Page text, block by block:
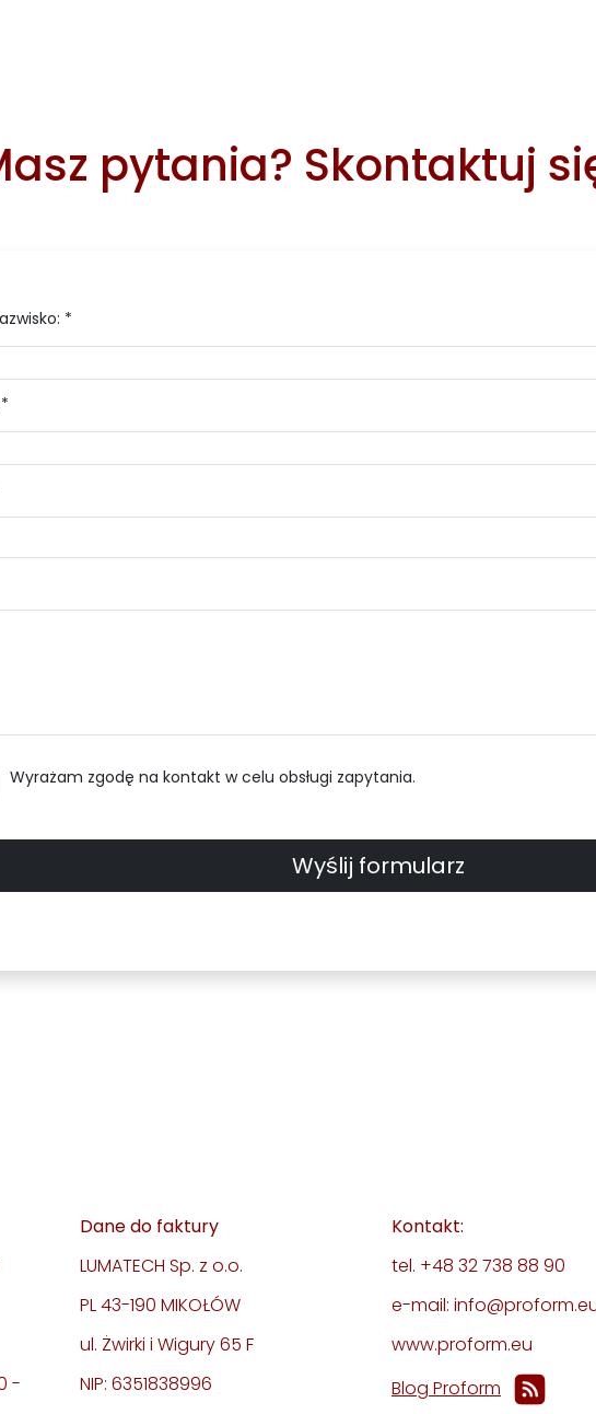
pytania? Skontaktuj
*
Wyrażam zgodę na kontakt w celu obsługi zapytania.
Wyślij formularz
-
Dane do faktury
LUMATECH Sp. z o.o.
PL 43-190 MIKOŁÓW
ul. Żwirki i Wigury 65 F
NIP: 6351838996
Kontakt:
tel. +48 32 738 88 90
e-mail:
www.proform.eu
Blog Proform